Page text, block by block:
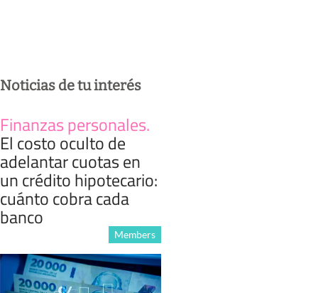
Noticias de tu interés
Finanzas personales.
El costo oculto de
adelantar cuotas en
un crédito hipotecario:
cuánto cobra cada
banco
Members